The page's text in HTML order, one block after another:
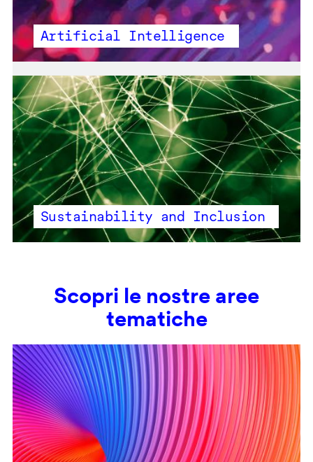
Artificial Intelligence
Sustainability and Inclusion
Scopri le nostre aree
tematiche